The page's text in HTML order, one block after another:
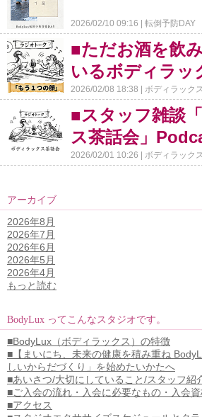
2026/02/10 09:16 転倒予防DAY
■ただお酒を飲
いるボディラッ
2026/02/08 18:38 ボディラック
■スタッフ雑談
ス茶話会」
2026/02/01 10:26 ボディラック
アーカイブ
2026年8月
2026年7月
2026年6月
2026年5月
2026年4月
もっと読む
BodyLux ってこんなスタジオです。
■BodyLux（ボディラックス）の特徴
■【まいにち、未来の健康を積み重ね
しいからだづくり」を始めたいかたへ
■あいさつ/大切にしていること/スタッフ紹
■ご入会の流れ・入会に必要なもの・入会資
■アクセス